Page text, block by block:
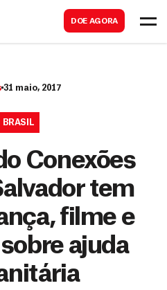
DOE AGORA
r
31 maio, 2017
BRASIL
Conexões
tem
filme e
ajuda
a
r